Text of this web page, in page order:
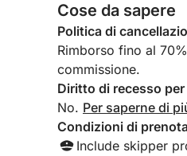
Cose da sapere
Politica di
Rimborso fino al
commissione.
Diritto di recesso
No. Per saperne di
Condizioni di
Include skipper